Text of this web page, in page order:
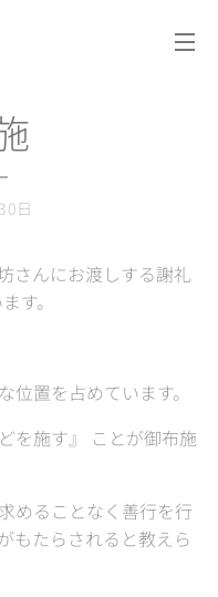
日
さんにお渡しする謝礼
す。
置を占めています。
を施す』 ことが御布施
めることなく善行を行
もたらされると教えら